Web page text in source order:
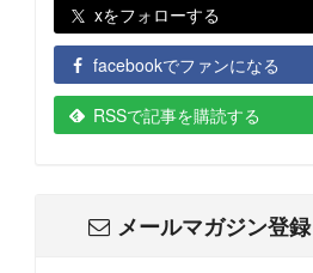
xをフォローする
facebookでファンになる
RSSで記事を購読する
メールマガジン登録